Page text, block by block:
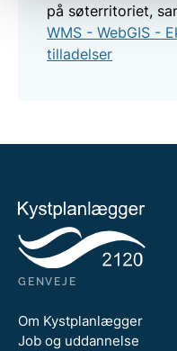
på søterritoriet,
WMS - WebGIS -
tilladelser
GENVEJE
Om Kystplanlægger
Job og uddannelse